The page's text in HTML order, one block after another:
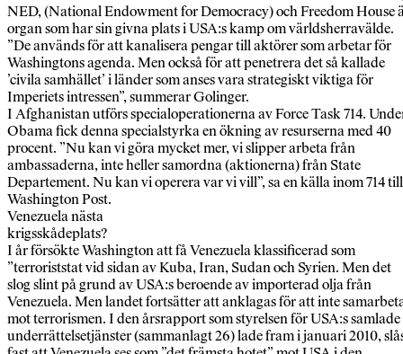
NED, (National Endowment for Democracy) och Freedom House
organ som har sin givna plats i USA:s kamp om världsherravälde.
”De används för att kanalisera pengar till aktörer som arbetar för
Washingtons agenda. Men också för att penetrera det så kallade
’civila samhället’ i länder som anses vara strategiskt viktiga för
Imperiets intressen”, summerar Golinger.
I Afghanistan utförs specialoperationerna av Force Task 714.
Obama fick denna specialstyrka en ökning av resurserna med 40
procent. ”Nu kan vi göra mycket mer, vi slipper arbeta från
ambassaderna, inte heller samordna (aktionerna) från State
Departement. Nu kan vi operera var vi vill”, sa en källa inom 714 till
Washington Post.
Venezuela nästa
krigsskådeplats?
I år försökte Washington att få Venezuela klassificerad som
”terroriststat vid sidan av Kuba, Iran, Sudan och Syrien. Men det
slog slint på grund av USA:s beroende av importerad olja från
Venezuela. Men landet fortsätter att anklagas för att inte
mot terrorismen. I den årsrapport som styrelsen för USA:s samlade
underrättelsetjänster (sammanlagt 26) lade fram i januari 2010,